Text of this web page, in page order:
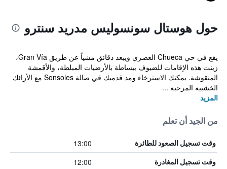
حول هوستال سونسوليس مدريد سنترو
يقع في حي Chueca العصري ويبعد دقائق مشياً عن طريق Gran Vía،
زينت هذه الإقامات للضيوف ببساطة بالأرضيات المبلطة، والأقمشة
المنقوشة. يمكنك الاسترخاء ومد قدميك في صالة Sonsoles مع الأرائك
الخشبية المرحبة ...
المزيد
من الجيد أن تعلم
وقت تسجيل الصعود للطائرة 13:00
وقت تسجيل المغادرة 12:00